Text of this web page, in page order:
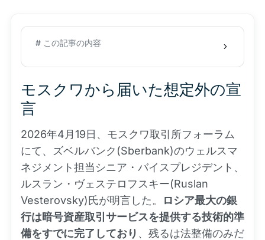
# この記事の内容
モスクワから届いた想定外の宣
言
2026年4月19日、モスクワ取引所フォーラム
にて、ズベルバンク(Sberbank)のウェルスマ
ネジメント担当シニア・バイスプレジデント、
ルスラン・ヴェステロフスキー(Ruslan
Vesterovsky)氏が明言した。
ロシア最大の銀
行は暗号資産取引サービスを提供する技術的準
備をすでに完了しており 、残るは法整備のみだ